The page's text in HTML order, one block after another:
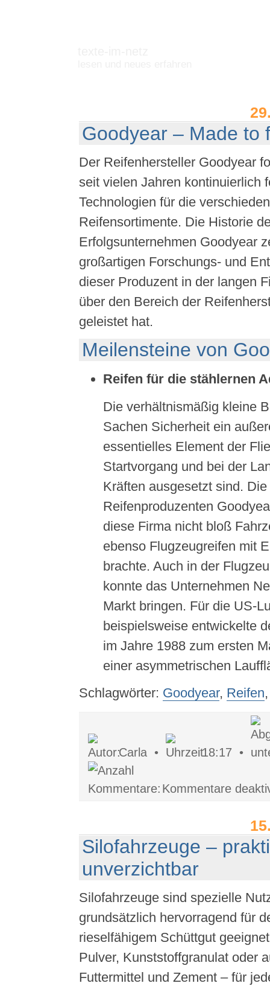
Goodyear – Made to
Der Reifenhersteller Goodyear
seit vielen Jahren kontinuierlich
Technologien für die
Reifensortimente. Die Historie
Erfolgsunternehmen Goodyear
großartigen Forschungs- und
dieser Produzent in der langen
über den Bereich der
geleistet hat.
Meilensteine von
Reifen für die stählernen
Die verhältnismäßig kleine
Sachen Sicherheit ein
essentielles Element der
Startvorgang und bei der
Kräften ausgesetzt sind.
Reifenproduzenten
diese Firma nicht bloß
ebenso Flugzeugreifen mit
brachte. Auch in der
konnte das Unternehmen
Markt bringen. Für die US-
beispielsweise entwickelte
im Jahre 1988 zum ersten
einer asymmetrischen
Schlagwörter: Goodyear, Reifen
Carla • 18:17 •
Kommentare
Silofahrzeuge –
unverzichtbar
Silofahrzeuge sind spezielle
grundsätzlich hervorragend für
rieselfähigem Schüttgut
Pulver, Kunststoffgranulat oder
Futtermittel und Zement – für